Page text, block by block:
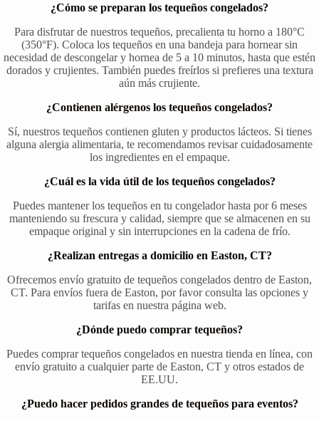
¿Cómo se preparan los tequeños congelados?
Para disfrutar de nuestros tequeños, precalienta tu horno a 180°C
(350°F). Coloca los tequeños en una bandeja para hornear sin
necesidad de descongelar y hornea de 5 a 10 minutos, hasta que estén
dorados y crujientes. También puedes freírlos si prefieres una textura
aún más crujiente.
¿Contienen alérgenos los tequeños congelados?
Sí, nuestros tequeños contienen gluten y productos lácteos. Si tienes
alguna alergia alimentaria, te recomendamos revisar cuidadosamente
los ingredientes en el empaque.
¿Cuál es la vida útil de los tequeños congelados?
Puedes mantener los tequeños en tu congelador hasta por 6 meses
manteniendo su frescura y calidad, siempre que se almacenen en su
empaque original y sin interrupciones en la cadena de frío.
¿Realizan entregas a domicilio en Easton, CT?
Ofrecemos envío gratuito de tequeños congelados dentro de Easton,
CT. Para envíos fuera de Easton, por favor consulta las opciones y
tarifas en nuestra página web.
¿Dónde puedo comprar tequeños?
Puedes comprar tequeños congelados en nuestra tienda en línea, con
envío gratuito a cualquier parte de Easton, CT y otros estados de
EE.UU.
¿Puedo hacer pedidos grandes de tequeños para eventos?